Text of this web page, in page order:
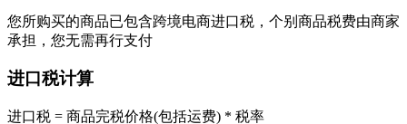
您所购买的商品已包含跨境电商进口税，个别商品税费由商家
承担，您无需再行支付
进口税计算
进口税 = 商品完税价格(包括运费) * 税率